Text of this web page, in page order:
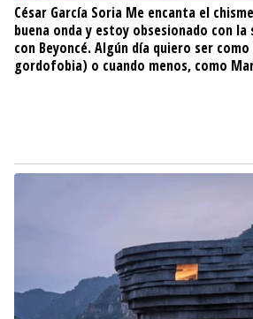
César García Soria Me encanta el
buena onda y estoy obsesionado con la
con Beyoncé. Algún día quiero ser
gordofobia) o cuando menos, como